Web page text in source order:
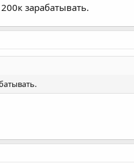
зарабатывать.